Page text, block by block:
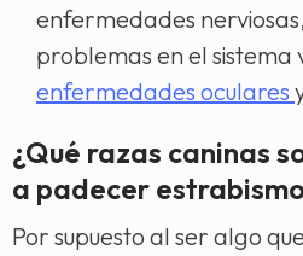
enfermedades
problemas en el sistema
enfermedades oculares
¿Qué razas caninas
a padecer
Por supuesto al ser algo